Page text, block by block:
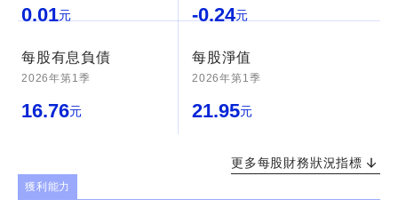
0.01元 -0.24元
每股有息負債
2026年第1季
16.76元
每股淨值
2026年第1季
21.95元
更多每股財務狀況指標
獲利能力